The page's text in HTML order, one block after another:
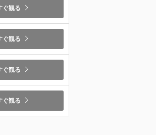
ぐ観る
ぐ観る
ぐ観る
ぐ観る